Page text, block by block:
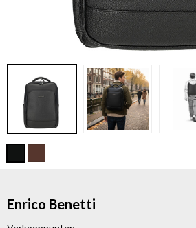
Enrico Benetti